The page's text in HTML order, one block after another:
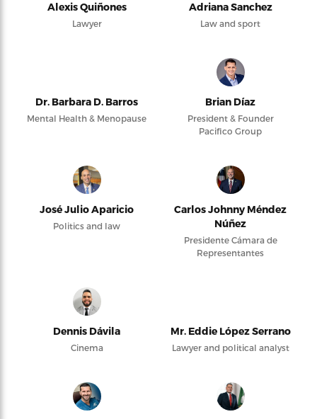
Alexis Quiñones
Lawyer
Adriana Sanchez
Law and sport
Dr. Barbara D. Barros
Mental Health & Menopause
Brian Díaz
President & Founder
Pacifico Group
José Julio Aparicio
Politics and law
Carlos Johnny Méndez
Núñez
Presidente Cámara de
Representantes
Dennis Dávila
Cinema
Mr. Eddie López Serrano
Lawyer and political analyst